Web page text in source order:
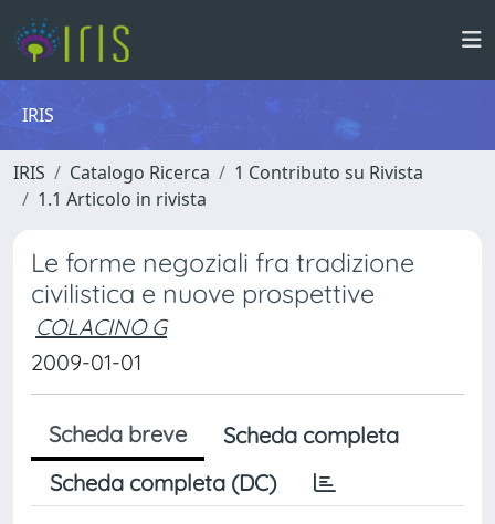
IRIS
IRIS Catalogo Ricerca
1 Contributo su Rivista
1.1 Articolo in rivista
Le forme negoziali fra tradizione
civilistica e nuove prospettive
COLACINO G
2009-01-01
Scheda breve
Scheda completa
Scheda completa (DC)